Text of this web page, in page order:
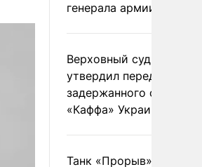
генерала армии
Верховный суд Швеции
утвердил передачу
задержанного
«Каффа» Украине
Танк «Прорыв»